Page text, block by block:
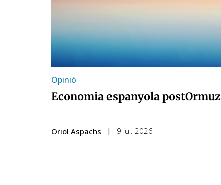
Opinió
Economia espanyola postOrmuz
Oriol Aspachs 9 jul. 2026